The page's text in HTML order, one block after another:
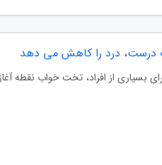
درست، درد را کاهش می دهد
بسیاری از افراد، تخت خواب نقطه